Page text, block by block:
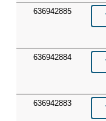
636942885
636942884
636942883